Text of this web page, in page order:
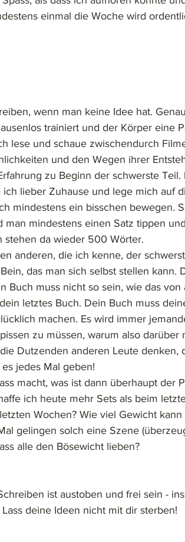
einmal die Woche wird
wenn man keine Idee hat.
trainiert und der Körper eine
lese und schaue zwischendurch
und den Wegen ihrer
zu Beginn der schwerste
lieber Zuhause und lege mich auf
mindestens ein bisschen bewegen.
man mindestens einen Satz tippen
stehen da wieder 500 Wörter.
anderen, die ich kenne, der
das man sich selbst stellen kann.
Buch muss nicht so sein, wie das
letztes Buch. Dein Buch muss
machen. Es wird immer
zu müssen, warum also darüber
Dutzenden anderen Leute denken,
jedes Mal geben!
macht, was ist dann überhaupt der
ich heute mehr Sets als beim
Wochen? Wie viel Gewicht
gelingen solch eine Szene
alle den Bösewicht lieben?
ist austoben und frei sein -
deine Ideen nicht mit dir sterben!